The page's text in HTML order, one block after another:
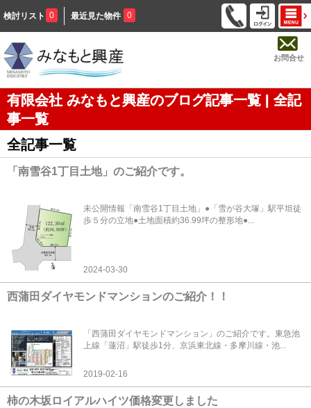
検討リスト 0 最近見た物件 0
お問合せ
有限会社 みなもと興産のブログ記事一覧 | 全記
事一覧
全記事一覧
「南雪谷1丁目土地」のご紹介です。
未公開情報「南雪谷1丁目土地」●「雪が谷大塚」駅平坦徒
歩５分の立地●土地面積約36.99坪の整形地●...
2024-03-30
西蒲田ダイヤモンドマンションのご紹介！！
「西蒲田ダイヤモンドマンション」のご紹介です。東急池
上線「蓮沼」駅徒歩1分、京浜東北線・多摩川線・池...
2019-02-16
柿の木坂ロイアルハイツ価格変更しました